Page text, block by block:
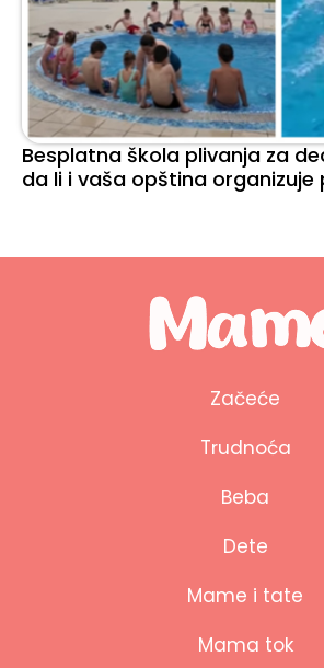
Besplatna škola plivanja za
da li i vaša opština organizuje
Začeće
Trudnoća
Beba
Dete
Mame i tate
Mama tok